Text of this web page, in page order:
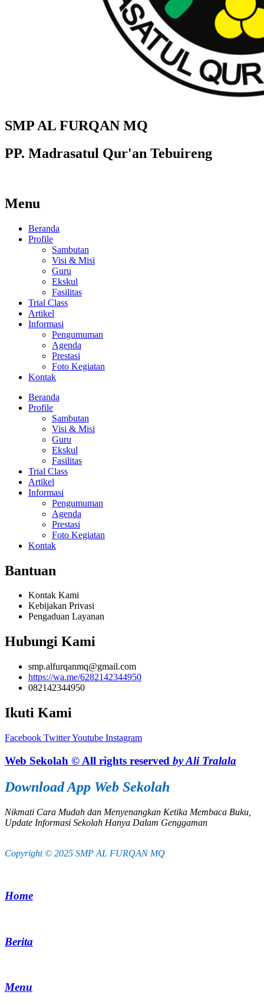
SMP AL FURQAN MQ
PP. Madrasatul Qur'an Tebuireng
Menu
Beranda
Profile
Sambutan
Visi & Misi
Guru
Ekskul
Fasilitas
Trial Class
Artikel
Informasi
Pengumuman
Agenda
Prestasi
Foto Kegiatan
Kontak
Beranda
Profile
Sambutan
Visi & Misi
Guru
Ekskul
Fasilitas
Trial Class
Artikel
Informasi
Pengumuman
Agenda
Prestasi
Foto Kegiatan
Kontak
Bantuan
Kontak Kami
Kebijakan Privasi
Pengaduan Layanan
Hubungi Kami
smp.alfurqanmq@gmail.com
https://wa.me/6282142344950
082142344950
Ikuti Kami
Facebook TwitterYoutube Instagram
Web Sekolah © All rights reserved by Ali Tralala
Download App Web Sekolah
Nikmati Cara Mudah dan Menyenangkan Ketika Membaca Buku,
Update Informasi Sekolah Hanya Dalam Genggaman
Copyright © 2025 SMP AL FURQAN MQ
Home
Berita
Menu